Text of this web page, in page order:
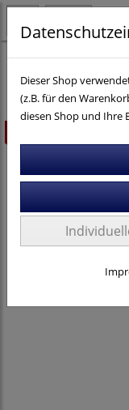
Fahrräder
Dieser Shop
(z.B. für den
diesen Shop und Ihre